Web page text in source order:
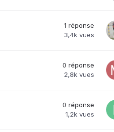
1 réponse
3,4k vues
0 réponse
2,8k vues
0 réponse
1,2k vues